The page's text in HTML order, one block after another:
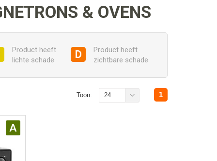
& OVENS
Product heeft
lichte schade
D
Product heeft
zichtbare schade
1
Toon: 24
A